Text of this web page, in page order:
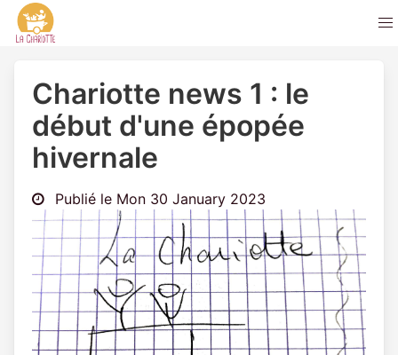
Chariotte news 1 : le
début d'une épopée
hivernale
Publié le Mon 30 January 2023